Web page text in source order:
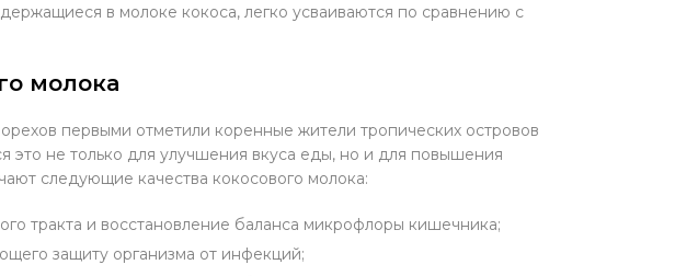
в молоке кокоса, легко усваиваются по сравнению с
молока
первыми отметили коренные жители тропических островов
это не только для улучшения вкуса еды, но и для повышения
следующие качества кокосового молока:
тракта и восстановление баланса микрофлоры кишечника;
защиту организма от инфекций;